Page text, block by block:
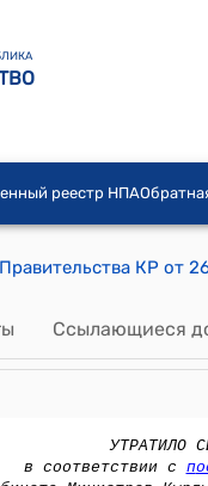
реестр НПА
Ссылающиеся